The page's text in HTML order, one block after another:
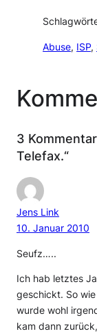
Abuse, ISP,
3
Telefax.“
Jens Link
10. Januar 2010
Seufz…..
Ich hab letztes
geschickt. So
wurde wohl
kam dann